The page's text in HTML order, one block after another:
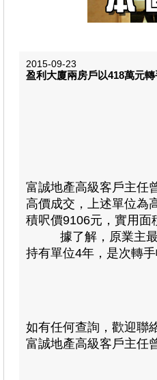
2015-09-23
盈利大廈兩房戶以418萬元
富誠地產高級客戶主任
高價成交，上述單位為
積呎價9106元，實用面
據了解，原業主最初
持有單位4年，是次轉
如有任何查詢，歡迎聯
富誠地產高級客戶主任